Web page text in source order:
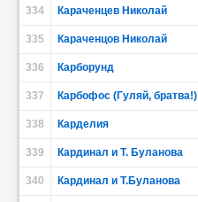
334 Караченцев Николай
335 Караченцов Николай
336 Карборунд
337 Карбофос (Гуляй, братва!)
338 Карделия
339 Кардинал и Т. Буланова
340 Кардинал и Т.Буланова